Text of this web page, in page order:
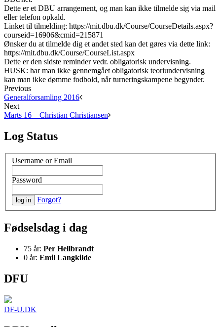
Dette er et DBU arrangement, og man kan ikke tilmelde sig via mail
eller telefon opkald.
Linket til tilmelding: https://mit.dbu.dk/Course/CourseDetails.aspx?
courseid=16906&cmid=215871
Ønsker du at tilmelde dig et andet sted kan det gøres via dette link:
https://mit.dbu.dk/Course/CourseList.aspx
Dette er den sidste reminder vedr. obligatorisk undervisning.
HUSK: har man ikke gennemgået obligatorisk teoriundervisning
kan man ikke dømme fodbold, når turneringskampene begynder.
Previous
Generalforsamling 2016
Next
Marts 16 – Christian Christiansen
Log Status
Username or Email
Password
Forgot?
Fødselsdag i dag
75 år: Per Hellbrandt
0 år: Emil Langkilde
DFU
DF-U.DK